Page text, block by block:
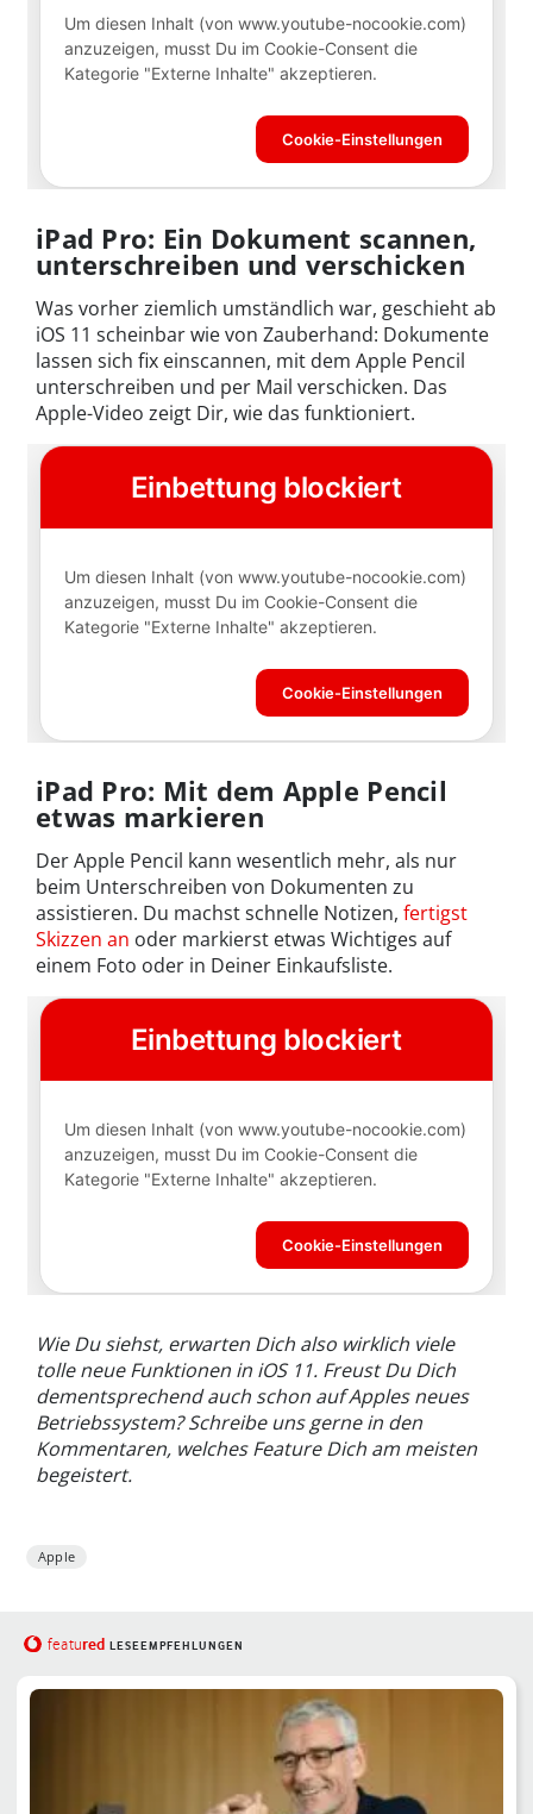
iPad Pro: Ein Dokument scannen,
unterschreiben und verschicken
Was vorher ziemlich umständlich war, geschieht ab
iOS 11 scheinbar wie von Zauberhand: Dokumente
lassen sich fix einscannen, mit dem Apple Pencil
unterschreiben und per Mail verschicken. Das
Apple-Video zeigt Dir, wie das funktioniert.
iPad Pro: Mit dem Apple Pencil
etwas markieren
Der Apple Pencil kann wesentlich mehr, als nur
beim Unterschreiben von Dokumenten zu
assistieren. Du machst schnelle Notizen, fertigst
Skizzen an oder markierst etwas Wichtiges auf
einem Foto oder in Deiner Einkaufsliste.
Wie Du siehst, erwarten Dich also wirklich viele
tolle neue Funktionen in iOS 11. Freust Du Dich
dementsprechend auch schon auf Apples neues
Betriebssystem? Schreibe uns gerne in den
Kommentaren, welches Feature Dich am meisten
begeistert.
Apple
featured LESEEMPFEHLUNGEN